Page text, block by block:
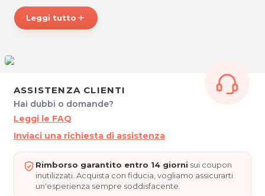
Inoltre uno staff professionale e preparato, non solo
saprà consigliarti al meglio, ma soprattutto si prenderà
cura della tua bellezza nel miglior modo possibile!
Nails Elite di Soledi Filippi
Via Colugna, 75
Udine (UD)
Tel 334 1579320
Per ulteriori informazioni sull'offerta o sulle modalità di
acquisto scrivi aposta@espevia.it
Leggi tutto add
ASSISTENZA CLIENTI
Hai dubbi o domande?
Leggi le FAQ
Inviaci una richiesta di assistenza
Rimborso garantito entro 14 giorni sui coupon
inutilizzati. Acquista con fiducia, vogliamo assicurarti
un'esperienza sempre soddisfacente.